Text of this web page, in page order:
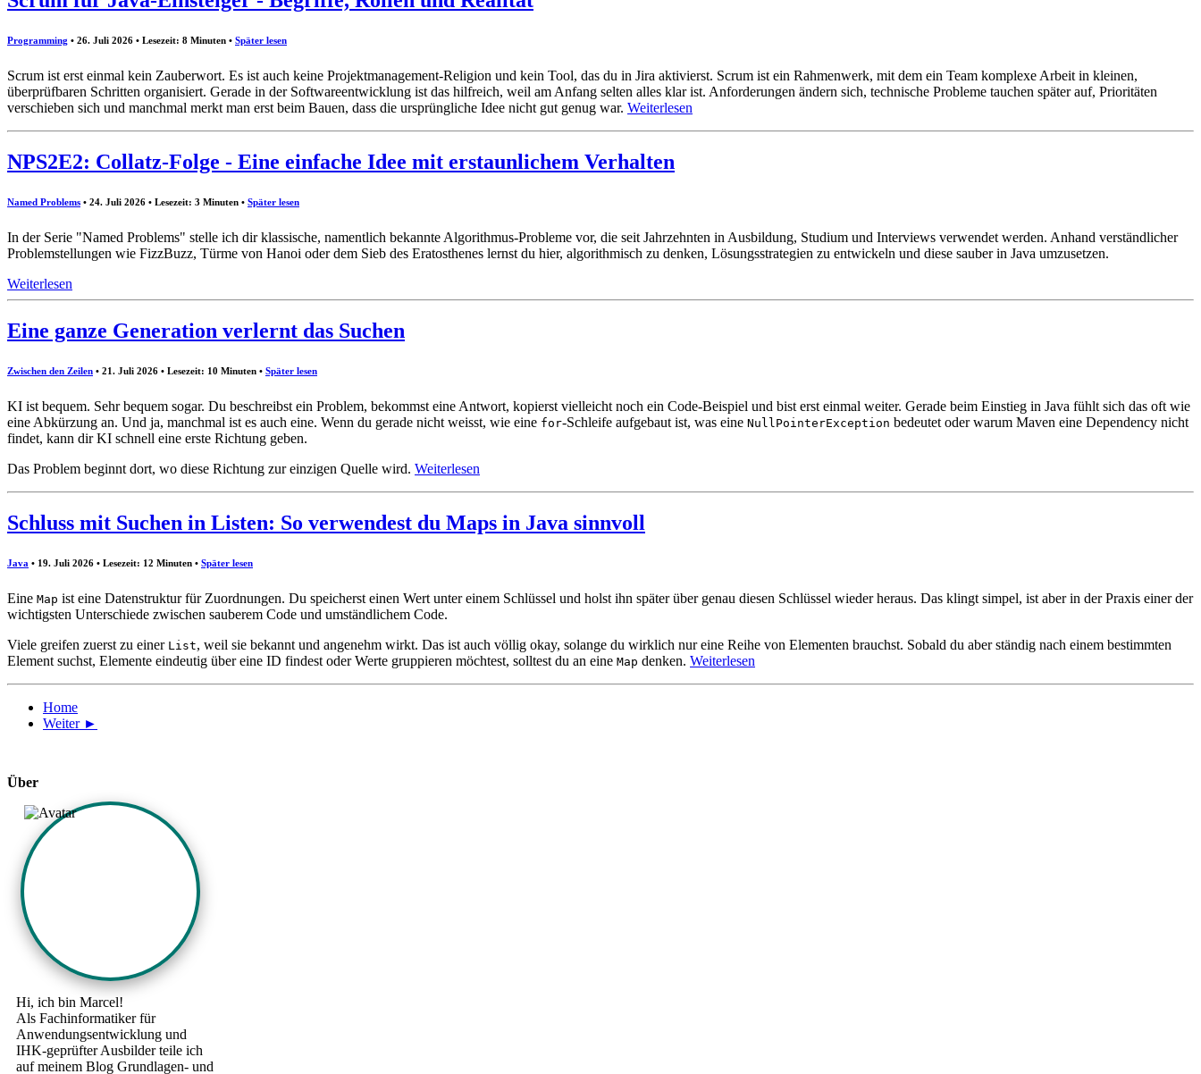
Programming • 26. Juli 2026 • Lesezeit: 8 Minuten • Später lesen
Scrum ist erst einmal kein Zauberwort. Es ist auch keine Projektmanagement-Religion und kein Tool, das du in Jira aktivierst. Scrum ist ein Rahmenwerk, mit dem ein Team komplexe Arbeit in kleinen,
überprüfbaren Schritten organisiert. Gerade in der Softwareentwicklung ist das hilfreich, weil am Anfang selten alles klar ist. Anforderungen ändern sich, technische Probleme tauchen später auf, Prioritäten
verschieben sich und manchmal merkt man erst beim Bauen, dass die ursprüngliche Idee nicht gut genug war. Weiterlesen
NPS2E2: Collatz-Folge - Eine einfache Idee mit erstaunlichem Verhalten
Named Problems • 24. Juli 2026 • Lesezeit: 3 Minuten • Später lesen
In der Serie "Named Problems" stelle ich dir klassische, namentlich bekannte Algorithmus-Probleme vor, die seit Jahrzehnten in Ausbildung, Studium und Interviews verwendet werden. Anhand verständlicher
Problemstellungen wie FizzBuzz, Türme von Hanoi oder dem Sieb des Eratosthenes lernst du hier, algorithmisch zu denken, Lösungsstrategien zu entwickeln und diese sauber in Java umzusetzen.
Weiterlesen
Eine ganze Generation verlernt das Suchen
Zwischen den Zeilen • 21. Juli 2026 • Lesezeit: 10 Minuten • Später lesen
KI ist bequem. Sehr bequem sogar. Du beschreibst ein Problem, bekommst eine Antwort, kopierst vielleicht noch ein Code-Beispiel und bist erst einmal weiter. Gerade beim Einstieg in Java fühlt sich das oft wie
eine Abkürzung an. Und ja, manchmal ist es auch eine. Wenn du gerade nicht weisst, wie eine for-Schleife aufgebaut ist, was eine NullPointerException bedeutet oder warum Maven eine Dependency nicht
findet, kann dir KI schnell eine erste Richtung geben.
Das Problem beginnt dort, wo diese Richtung zur einzigen Quelle wird. Weiterlesen
Schluss mit Suchen in Listen: So verwendest du Maps in Java sinnvoll
Java • 19. Juli 2026 • Lesezeit: 12 Minuten • Später lesen
Eine Map ist eine Datenstruktur für Zuordnungen. Du speicherst einen Wert unter einem Schlüssel und holst ihn später über genau diesen Schlüssel wieder heraus. Das klingt simpel, ist aber in der Praxis einer der
wichtigsten Unterschiede zwischen sauberem Code und umständlichem Code.
Viele greifen zuerst zu einer List, weil sie bekannt und angenehm wirkt. Das ist auch völlig okay, solange du wirklich nur eine Reihe von Elementen brauchst. Sobald du aber ständig nach einem bestimmten
Element suchst, Elemente eindeutig über eine ID findest oder Werte gruppieren möchtest, solltest du an eine Map denken. Weiterlesen
Home
Weiter ►
Über
Hi, ich bin Marcel!
Als Fachinformatiker für
Anwendungsentwicklung und
IHK-geprüfter Ausbilder teile ich
auf meinem Blog Grundlagen- und